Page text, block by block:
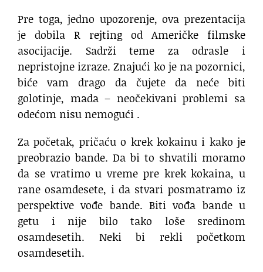
Pre toga, jedno upozorenje, ova prezentacija
je dobila R rejting od Američke filmske
asocijacije. Sadrži teme za odrasle i
nepristojne izraze. Znajući ko je na pozornici,
biće vam drago da čujete da neće biti
golotinje, mada – neočekivani problemi sa
odećom nisu nemogući .
Za početak, pričaću o krek kokainu i kako je
preobrazio bande. Da bi to shvatili moramo
da se vratimo u vreme pre krek kokaina, u
rane osamdesete, i da stvari posmatramo iz
perspektive vođe bande. Biti vođa bande u
getu i nije bilo tako loše sredinom
osamdesetih. Neki bi rekli početkom
osamdesetih.